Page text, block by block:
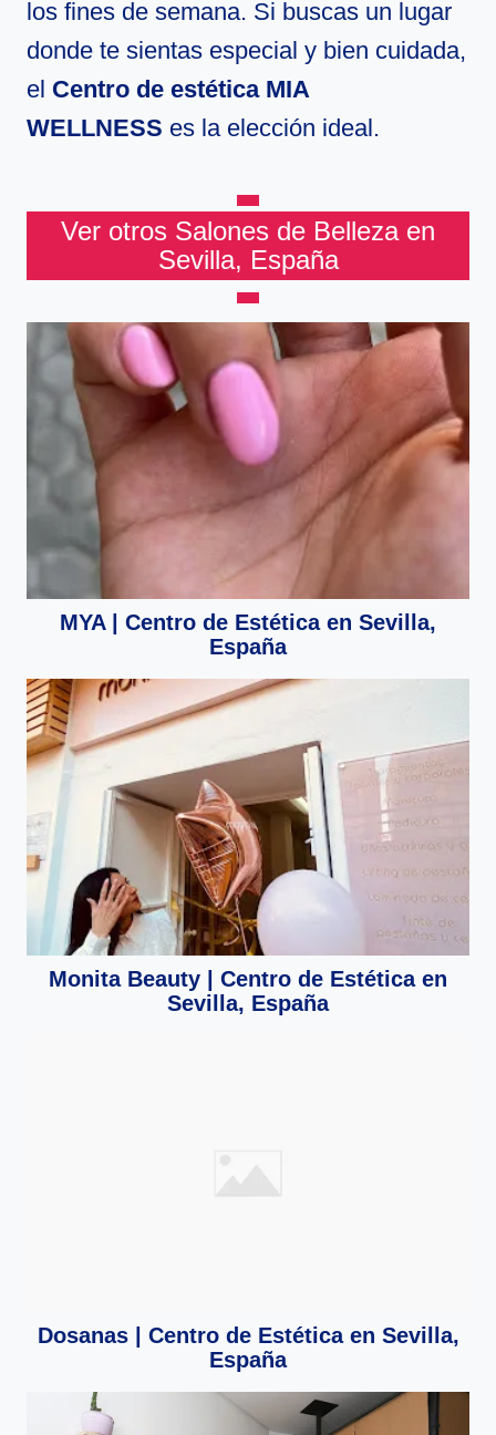
los fines de semana. Si buscas un lugar
donde te sientas especial y bien cuidada,
el Centro de estética MIA
WELLNESS es la elección ideal.
Ver otros Salones de Belleza en
Sevilla, España
MYA | Centro de Estética en Sevilla,
España
Monita Beauty | Centro de Estética en
Sevilla, España
Dosanas | Centro de Estética en Sevilla,
España